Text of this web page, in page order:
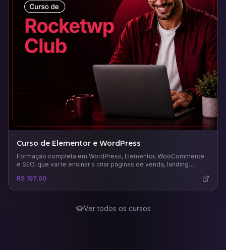
Curso de Elementor e WordPress
Formação completa em WordPress, Elementor, WooCommerce
e SEO, que vai te ensinar a criar páginas de venda, landing
R$ 197,00
Ver todos os cursos